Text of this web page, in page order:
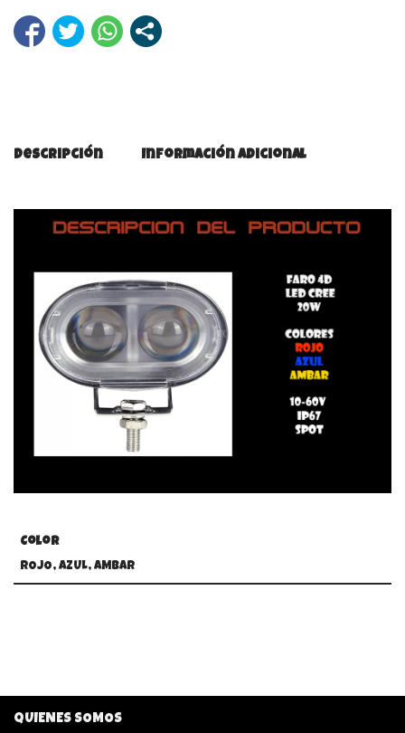
Descripción Información adicional
Color
ROJO, AZUL, AMBAR
QUIENES SOMOS